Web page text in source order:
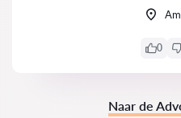
0
Naar de